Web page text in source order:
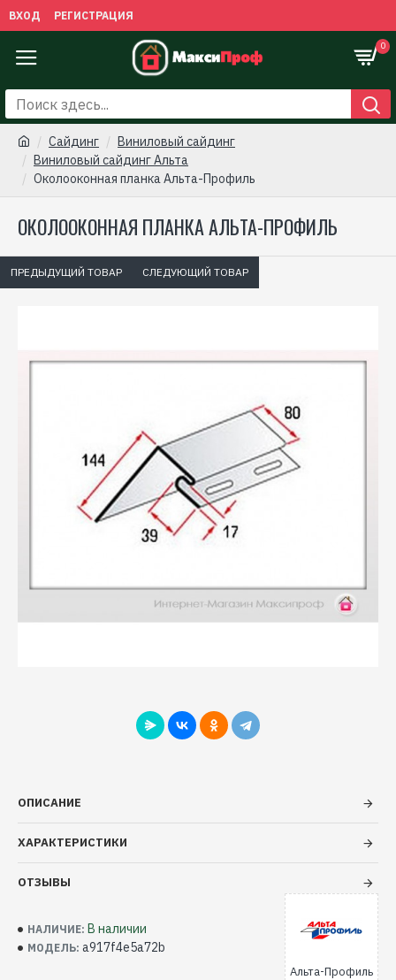
ВХОД РЕГИСТРАЦИЯ
0
Сайдинг
Виниловый сайдинг
Виниловый сайдинг Альта
Околооконная планка Альта-Профиль
ОКОЛООКОННАЯ ПЛАНКА АЛЬТА-ПРОФИЛЬ
ПРЕДЫДУЩИЙ ТОВАР СЛЕДУЮЩИЙ ТОВАР
ОПИСАНИЕ
ХАРАКТЕРИСТИКИ
ОТЗЫВЫ
НАЛИЧИЕ: В наличии
МОДЕЛЬ: a917f4e5a72b
Альта-Профиль